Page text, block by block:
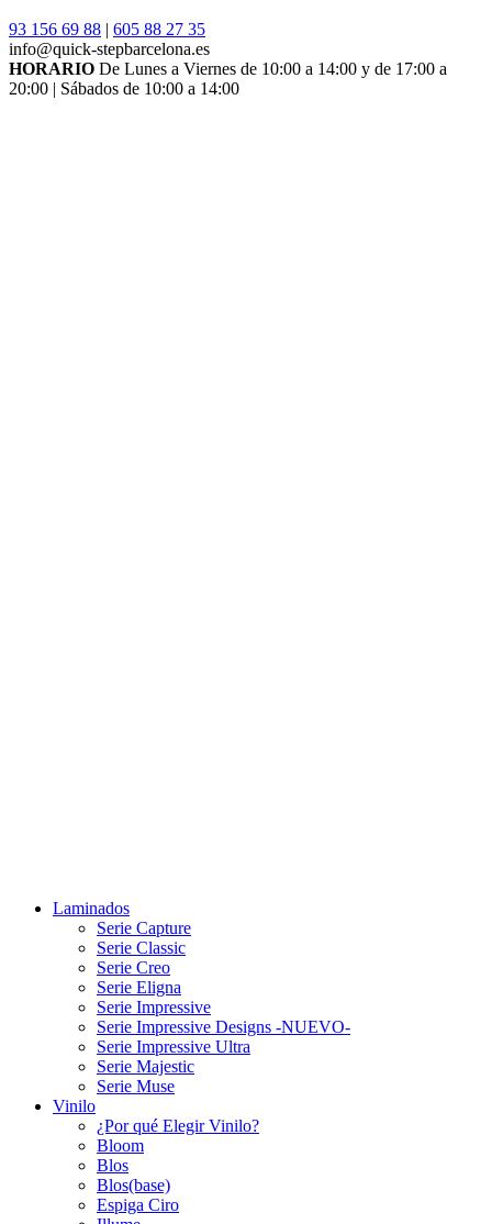
93 156 69 88 | 605 88 27 35
info@quick-stepbarcelona.es
HORARIO De Lunes a Viernes de 10:00 a 14:00 y de 17:00 a
20:00 | Sábados de 10:00 a 14:00
Laminados
Serie Capture
Serie Classic
Serie Creo
Serie Eligna
Serie Impressive
Serie Impressive Designs -NUEVO-
Serie Impressive Ultra
Serie Majestic
Serie Muse
Vinilo
¿Por qué Elegir Vinilo?
Bloom
Blos
Blos(base)
Espiga Ciro